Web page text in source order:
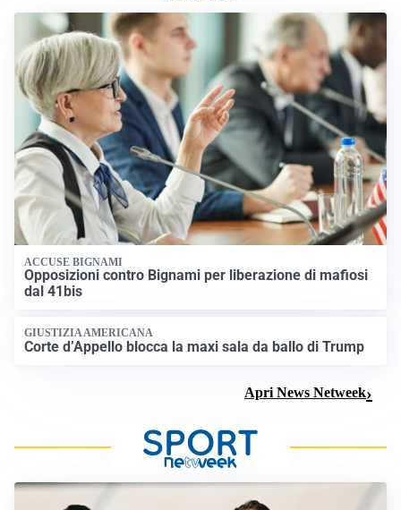
ACCUSE BIGNAMI
Opposizioni contro Bignami per liberazione di mafiosi
dal 41bis
GIUSTIZIA AMERICANA
Corte d’Appello blocca la maxi sala da ballo di Trump
Apri News Netweek